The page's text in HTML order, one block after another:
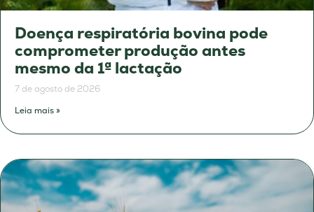
Doença respiratória bovina pode
comprometer produção antes
mesmo da 1ª lactação
7 de agosto de 2026
Leia mais »